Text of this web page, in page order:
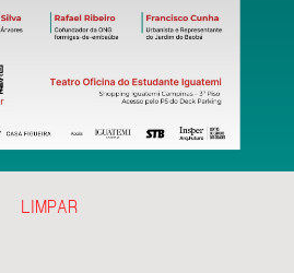
LIMPAR